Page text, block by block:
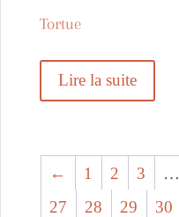
Tortue
Lire la suite
← 1 2 3 …
27
28 29 30